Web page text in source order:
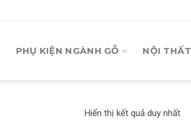
PHỤ KIỆN NGÀNH GỖ NỘI THẤT
Hiển thị kết quả duy nhất